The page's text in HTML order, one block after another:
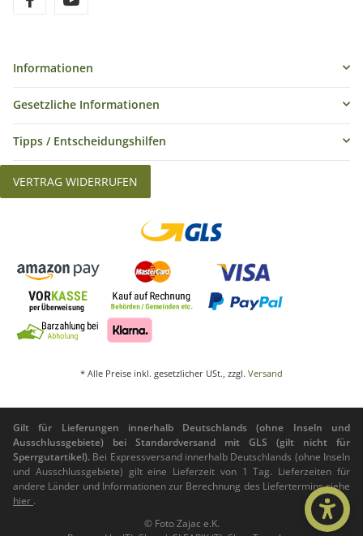
Informationen
Gesetzliche Informationen
Tipps / Entscheidungshilfen
VERTRAG WIDERRUFEN
* Alle Preise inkl. gesetzlicher USt., zzgl. Versand
Gilt für Lieferungen innerhalb Deutschlands (ohne Inseln und
Ausschlussgebiete) bei Standardversand mit GLS (gilt nicht für
Sperrgutartikel). Bei Expressversand innerhalb Deutschlands (ohne Inseln
und Ausschlussgebiete) gilt eine Lieferzeit von 1 Tag. Lieferzeiten für
andere Länder und Informationen zur Berechnung des Liefertermins siehe
hier .
© Foto Zajac e.K.